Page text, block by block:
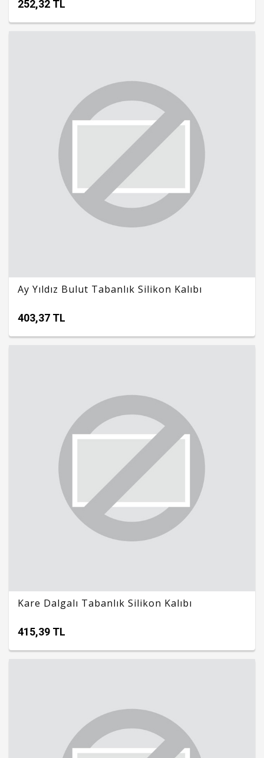
252,32 TL
Ay Yıldız Bulut Tabanlık Silikon Kalıbı
403,37 TL
Kare Dalgalı Tabanlık Silikon Kalıbı
415,39 TL